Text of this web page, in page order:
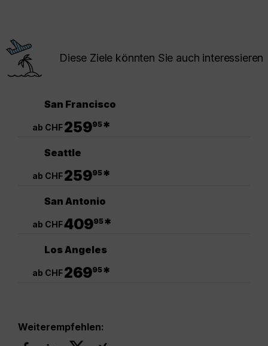
Diese Ziele könnten Sie auch interessieren
San Francisco
ab CHF25995*
Seattle
ab CHF25995*
San Antonio
ab CHF40995*
Los Angeles
ab CHF26995*
Weiterempfehlen: